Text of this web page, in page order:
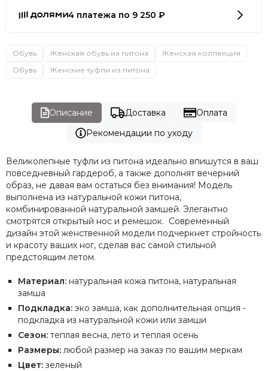
4 платежа по 9 250 ₽
Обувь Женская обувь из питона
Женская коллекция
Обувь
Женские туфли из питона
Описание Доставка
Оплата
Рекомендации по уходу
Великолепные туфли из питона идеально впишутся в ваш
повседневный гардероб, а также дополнят вечерний
образ, не давая вам остаться без внимания! Модель
выполнена из натуральной кожи питона,
комбинированной натуральной замшей. Элегантно
смотрятся открытый нос и ремешок. Современный
дизайн этой женственной модели подчеркнет стройность
и красоту ваших ног, сделав вас самой стильной
предстоящим летом.
Материал: натуральная кожа питона, натуральная
замша
Подкладка: эко замша, как дополнительная опция -
подкладка из натуральной кожи или замши
Сезон: теплая весна, лето и теплая осень
Размеры: любой размер на заказ по вашим меркам
Цвет: зеленый